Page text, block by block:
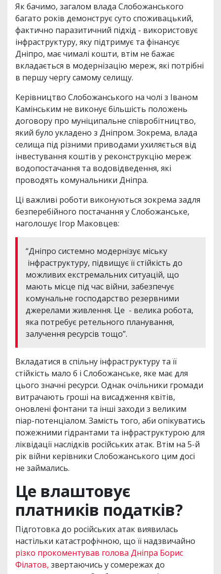
Як бачимо, загалом влада Слобожанського
багато років демонструє суто споживацький,
фактично паразитичний підхід - використовує
інфраструктуру, яку підтримує та фінансує
Дніпро, має чималі кошти, втім не бажає
вкладається в модернізацію мереж, які потрібні
в першу чергу самому селищу.
Керівництво Слобожанського на чолі з Іваном
Камінським не виконує більшість положень
договору про муніципальне співробітництво,
який було укладено з Дніпром. Зокрема, влада
селища під різними приводами ухиляється від
інвестування коштів у реконструкцію мереж
водопостачання та водовідведення, які
проводять комунальники Дніпра.
Ці важливі роботи виконуються зокрема задля
безперебійного постачання у Слобожанське,
наголошує Ігор Маковцев:
“Дніпро системно модернізує міську
інфраструктуру, підвищує її стійкість до
можливих екстремальних ситуацій, що
мають місце під час війни, забезпечує
комунальне господарство резервними
джерелами живлення. Це - велика робота,
яка потребує ретельного планування,
залучення ресурсів тощо”.
Вкладатися в спільну інфраструктуру та її
стійкість мало б і Слобожанське, яке має для
цього значні ресурси. Однак очільники громади
витрачають гроші на висадження квітів,
оновлені фонтани та інші заходи з великим
піар-потенціалом. Замість того, аби опікуватись
пожежними гідрантами та інфраструктурою для
ліквідації наслідків російських атак. Втім на 5-й
рік війни керівники Слобожанського цим досі
не займались.
Це влаштовує
платників податків?
Підготовка до російських атак виявилась
настільки катастрофічною, що її надзвичайно
різко прокоментував голова Дніпра Борис
Філатов, звертаючись у сомережах до